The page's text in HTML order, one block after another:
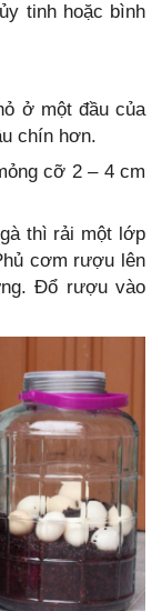
tinh hoặc bình
ở một đầu của
chín hơn.
cỡ 2 – 4 cm
thì rải một lớp
cơm rượu lên
Đổ rượu vào